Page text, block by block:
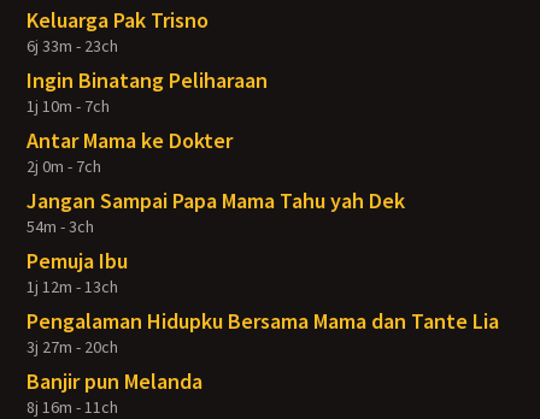
Keluarga Pak Trisno
6j 33m - 23ch
Ingin Binatang Peliharaan
1j 10m - 7ch
Antar Mama ke Dokter
2j 0m - 7ch
Jangan Sampai Papa Mama Tahu yah Dek
54m - 3ch
Pemuja Ibu
1j 12m - 13ch
Pengalaman Hidupku Bersama Mama dan Tante Lia
3j 27m - 20ch
Banjir pun Melanda
8j 16m - 11ch